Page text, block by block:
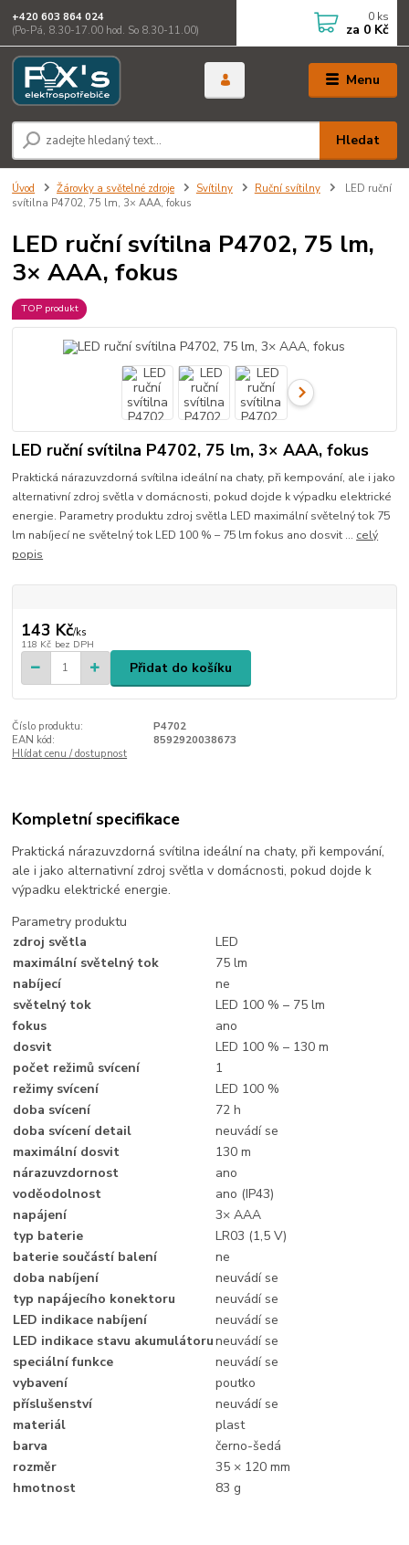
Menu
Hledat
+420 603 864 024
(Po-Pá, 8.30-17.00 hod. So 8.30-11.00)
0 ks
za 0 Kč
Úvod Žárovky a světelné zdroje Svítilny Ruční svítilny
LED ruční
svítilna P4702, 75 lm, 3× AAA, fokus
LED ruční svítilna P4702, 75 lm,
3× AAA, fokus
TOP produkt
LED ruční svítilna P4702, 75 lm, 3× AAA, fokus
Praktická nárazuvzdorná svítilna ideální na chaty, při kempování, ale i jako
alternativní zdroj světla v domácnosti, pokud dojde k výpadku elektrické
energie. Parametry produktu zdroj světla LED maximální světelný tok 75
lm nabíjecí ne světelný tok LED 100 % – 75 lm fokus ano dosvit ... celý
popis
143 Kč/ks
118 Kč bez DPH
Přidat do košíku
Číslo produktu:
P4702
EAN kód:
8592920038673
Hlídat cenu / dostupnost
Kompletní specifikace
Praktická nárazuvzdorná svítilna ideální na chaty, při kempování,
ale i jako alternativní zdroj světla v domácnosti, pokud dojde k
výpadku elektrické energie.
Parametry produktu
zdroj světla
LED
maximální světelný tok
75 lm
nabíjecí
ne
světelný tok
LED 100 % – 75 lm
fokus
ano
dosvit
LED 100 % – 130 m
počet režimů svícení
1
režimy svícení
LED 100 %
doba svícení
72 h
doba svícení detail
neuvádí se
maximální dosvit
130 m
nárazuvzdornost
ano
voděodolnost
ano (IP43)
napájení
3× AAA
typ baterie
LR03 (1,5 V)
baterie součástí balení
ne
doba nabíjení
neuvádí se
typ napájecího konektoru
neuvádí se
LED indikace nabíjení
neuvádí se
LED indikace stavu akumulátoruneuvádí se
speciální funkce
neuvádí se
vybavení
poutko
příslušenství
neuvádí se
materiál
plast
barva
černo-šedá
rozměr
35 × 120 mm
hmotnost
83 g